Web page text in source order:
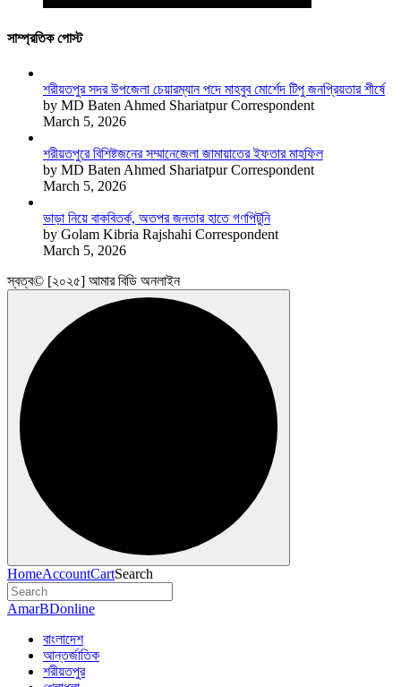
সাম্প্রতিক পোস্ট
শরীয়তপুর সদর উপজেলা চেয়ারম্যান পদে মাহবুব মোর্শেদ টিপু জনপ্রিয়তার শীর্ষে
by MD Baten Ahmed Shariatpur Correspondent
March 5, 2026
শরীয়তপুরে বিশিষ্টজনের সম্মানেজেলা জামায়াতের ইফতার মাহফিল
by MD Baten Ahmed Shariatpur Correspondent
March 5, 2026
ভাড়া নিয়ে বাকবিতর্ক, অতপর জনতার হাতে গণপিটুনি
by Golam Kibria Rajshahi Correspondent
March 5, 2026
স্বত্ব© [২০২৫] আমার বিডি অনলাইন
HomeAccountCartSearch
AmarBDonline
বাংলাদেশ
আন্তর্জাতিক
শরীয়তপুর